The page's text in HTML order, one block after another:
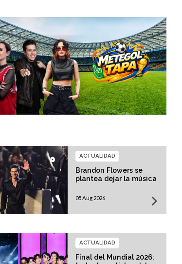
Brandon Flowers se
plantea dejar la música
ACTUALIDAD
05 Aug 2026
Final del Mundial 2026:
ACTUALIDAD